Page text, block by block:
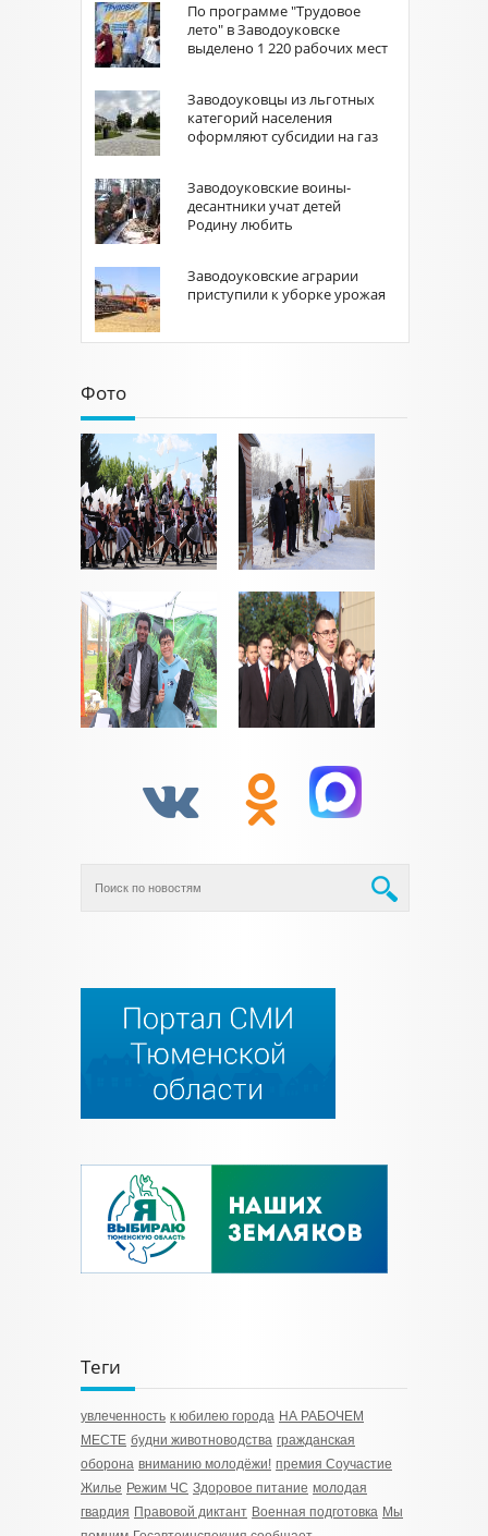
По программе "Трудовое
лето" в Заводоуковске
выделено 1 220 рабочих мест
Заводоуковцы из льготных
категорий населения
оформляют субсидии на газ
Заводоуковские воины-
десантники учат детей
Родину любить
Заводоуковские аграрии
приступили к уборке урожая
Фото
Теги
увлеченность к юбилею города НА РАБОЧЕМ
МЕСТЕ будни животноводства гражданская
оборона вниманию молодёжи! премия Соучастие
Жилье Режим ЧС Здоровое питание молодая
гвардия Правовой диктант Военная подготовка Мы